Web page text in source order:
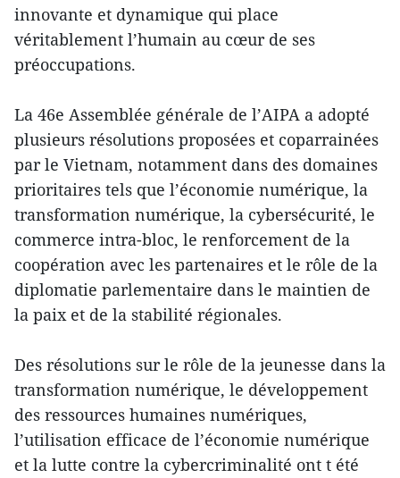
innovante et dynamique qui place
véritablement l’humain au cœur de ses
préoccupations.
La 46e Assemblée générale de l’AIPA a adopté
plusieurs résolutions proposées et coparrainées
par le Vietnam, notamment dans des domaines
prioritaires tels que l’économie numérique, la
transformation numérique, la cybersécurité, le
commerce intra-bloc, le renforcement de la
coopération avec les partenaires et le rôle de la
diplomatie parlementaire dans le maintien de
la paix et de la stabilité régionales.
Des résolutions sur le rôle de la jeunesse dans la
transformation numérique, le développement
des ressources humaines numériques,
l’utilisation efficace de l’économie numérique
et la lutte contre la cybercriminalité ont t été